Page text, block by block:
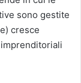
sono gestite
cresce